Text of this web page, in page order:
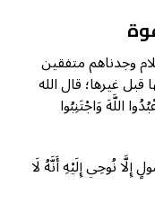
وجدناهم متفقين
غيرها؛ قال الله
اللَّهَ وَاجْتَنِبُوا
نُوحِي إِلَيْهِ أَنَّهُ لَا